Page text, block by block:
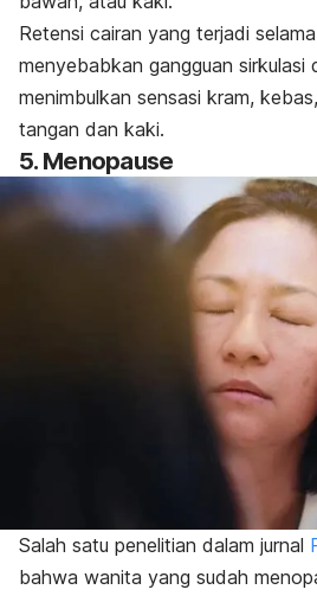
Retensi cairan yang terjadi
menyebabkan gangguan sirkulasi
menimbulkan sensasi kram,
tangan dan kaki.
5. Menopause
Salah satu penelitian dalam jurnal
bahwa wanita yang sudah